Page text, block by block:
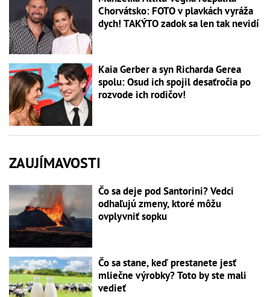
Chorvátsko: FOTO v plavkách vyráža
dych! TAKÝTO zadok sa len tak nevidí
Kaia Gerber a syn Richarda Gerea
spolu: Osud ich spojil desaťročia po
rozvode ich rodičov!
ZAUJÍMAVOSTI
Čo sa deje pod Santorini? Vedci
odhaľujú zmeny, ktoré môžu
ovplyvniť sopku
Čo sa stane, keď prestanete jesť
mliečne výrobky? Toto by ste mali
vedieť